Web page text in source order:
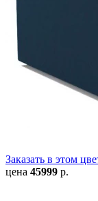
Заказать в этом
цена 45999 р.